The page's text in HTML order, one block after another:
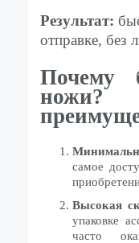
Результат:
отправке, без
Почему
самое
Высокая
упаковке
часто